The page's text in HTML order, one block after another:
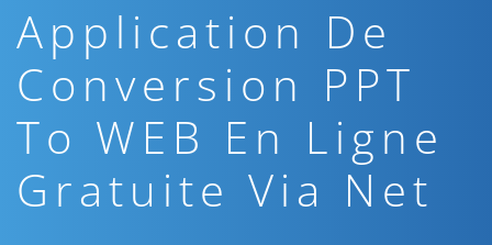
Application De
Conversion PPT
To WEB En Ligne
Gratuite Via Net